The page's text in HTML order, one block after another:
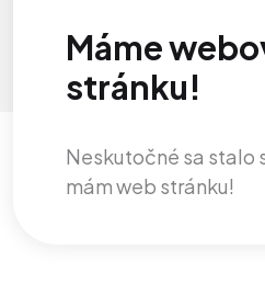
Máme
stránku!
Neskutočné sa stalo
mám web stránku!